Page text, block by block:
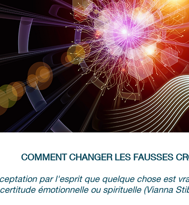
COMMENT CHANGER LES FAUSSES
par l'esprit que quelque chose est
émotionnelle ou spirituelle (Vianna